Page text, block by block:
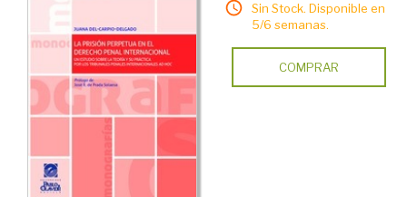
Sin Stock. Disponible en
5/6 semanas.
COMPRAR